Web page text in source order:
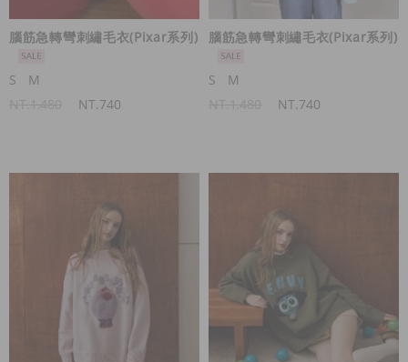
腦筋急轉彎刺繡毛衣(Pixar系列)
S
M
NT.740
腦筋急轉彎刺繡毛衣(Pixar系列)
S
M
NT.740